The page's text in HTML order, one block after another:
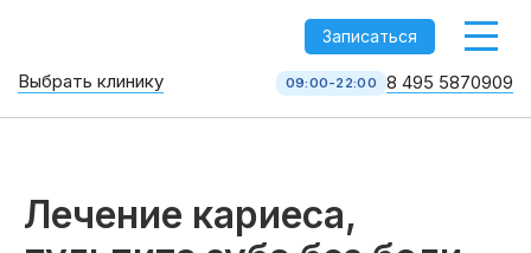
Записаться
Выбрать клинику 09:00-22:00 8 495 5870909
Лечение кариеса,